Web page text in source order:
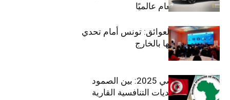
بلقب سيارة العام عالميًا
بين الطموح والعوائق: تونس أمام تحدي
استعادة كفاءاتها بالخارج
الاقتصاد التونسي 2025: بين الصمود
الاجتماعي وتحديات التنافسية القارية